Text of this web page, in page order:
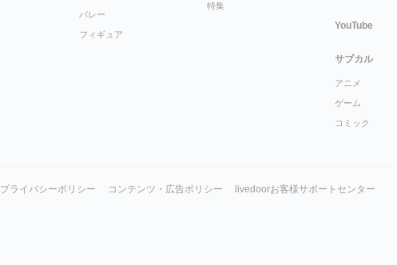
バレー
フィギュア
特集
YouTube
サブカル
アニメ
ゲーム
コミック
プライバシーポリシー コンテンツ・広告ポリシー livedoorお客様サポートセンター